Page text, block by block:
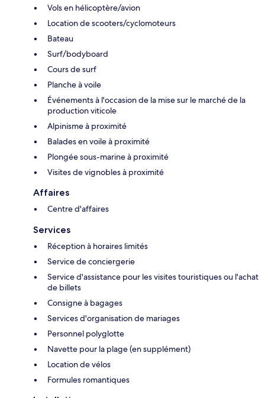
Vols en hélicoptère/avion
Location de scooters/cyclomoteurs
Bateau
Surf/bodyboard
Cours de surf
Planche à voile
Événements à l'occasion de la mise sur le marché de la
production viticole
Alpinisme à proximité
Balades en voile à proximité
Plongée sous-marine à proximité
Visites de vignobles à proximité
Affaires
Centre d'affaires
Services
Réception à horaires limités
Service de conciergerie
Service d'assistance pour les visites touristiques ou l'achat
de billets
Consigne à bagages
Services d'organisation de mariages
Personnel polyglotte
Navette pour la plage (en supplément)
Location de vélos
Formules romantiques